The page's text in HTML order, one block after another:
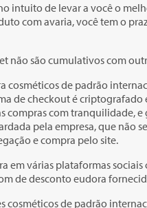
intuito de levar a você o
com avaria, você tem o
não são cumulativos com
cosméticos de padrão
de checkout é
compras com
pela empresa, que não
e compra pelo site.
em várias plataformas
de desconto eudora
cosméticos de padrão